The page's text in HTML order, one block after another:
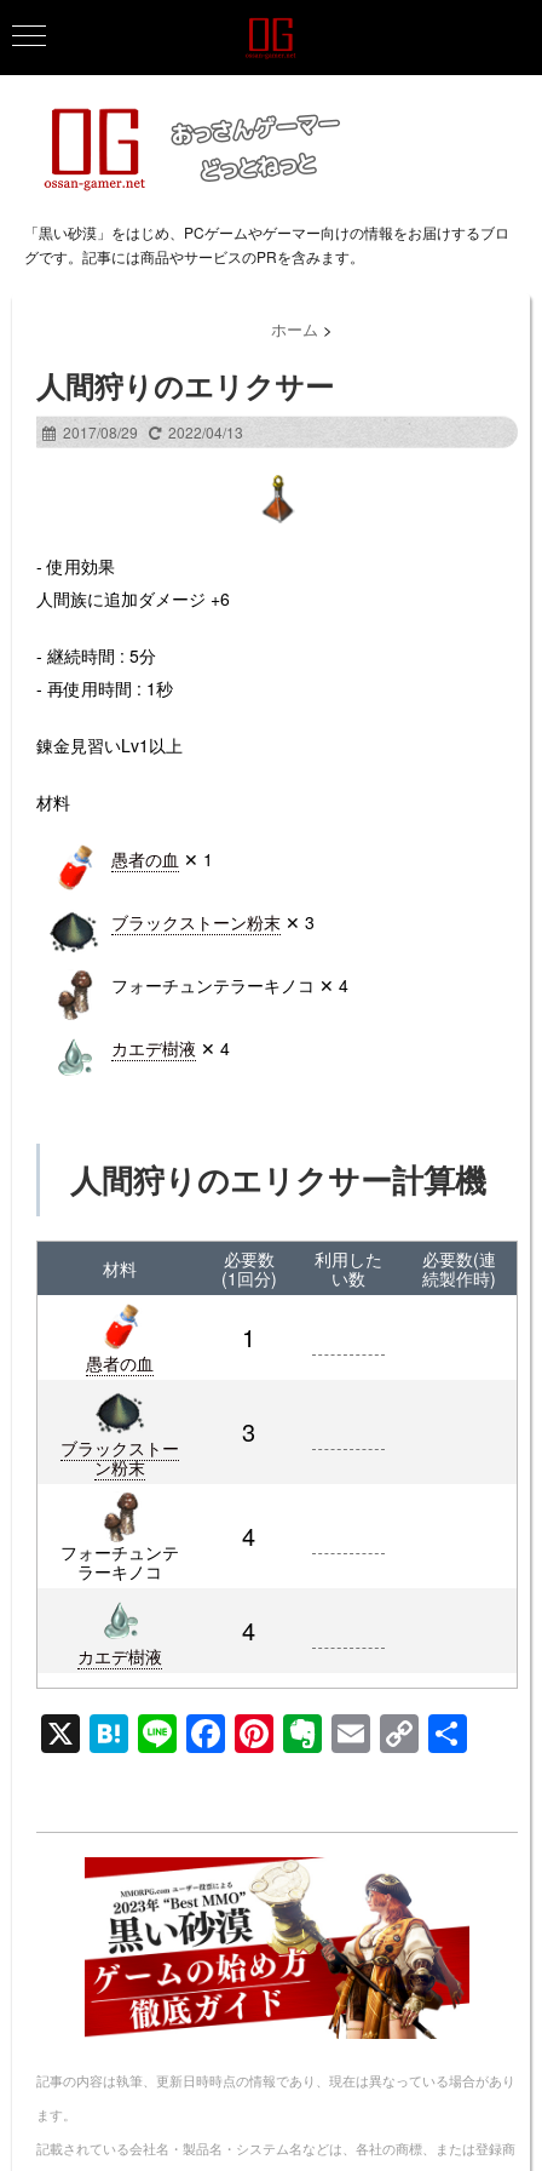
「黒い砂漠」をはじめ、PCゲームやゲーマー向けの情報をお届けするブロ
グです。記事には商品やサービスのPRを含みます。
ホーム >
人間狩りのエリクサー
2017/08/29 2022/04/13
- 使用効果
人間族に追加ダメージ +6
- 継続時間 : 5分
- 再使用時間 : 1秒
錬金見習いLv1以上
材料
愚者の血 ✕ 1
ブラックストーン粉末 ✕ 3
フォーチュンテラーキノコ ✕ 4
カエデ樹液 ✕ 4
人間狩りのエリクサー計算機
材料
必要数
(1回分)
利用した
い数
必要数(連
続製作時)
愚者の血
1
ブラックストー
ン粉末
3
フォーチュンテ
ラーキノコ
4
カエデ樹液
4
X H
at
n
a
Li
n
F
a
e
b
o
o
k
Pi
nt
e
st
E
v
n
e
E
m
C
o
y
n
k
記事の内容は執筆、更新日時時点の情報であり、現在は異なっている場合があり
ます。
記載されている会社名・製品名・システム名などは、各社の商標、または登録商